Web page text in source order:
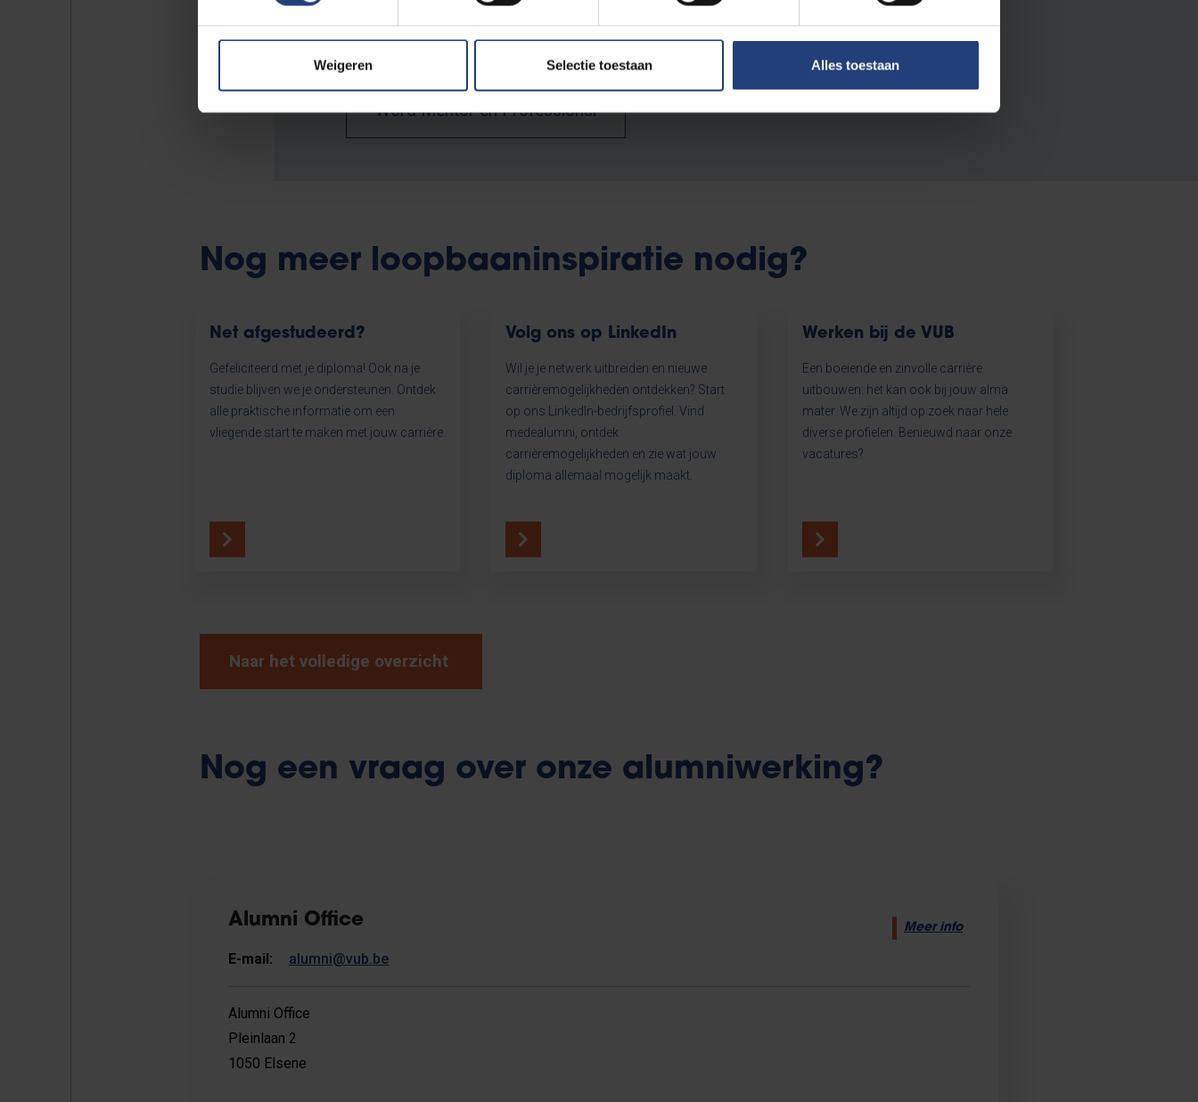
Weigeren Selectie toestaan Alles toestaan
VUB'ers bij het vinden van een zinvolle job en het opbouwen van een betekenisvolle carrière.
Word Mentor en Professional
Nog meer loopbaaninspiratie nodig?
Net afgestudeerd?
Gefeliciteerd met je diploma! Ook na je
studie blijven we je ondersteunen. Ontdek
alle praktische informatie om een
vliegende start te maken met jouw carrière.
Volg ons op LinkedIn
Wil je je netwerk uitbreiden en nieuwe
carrièremogelijkheden ontdekken? Start
op ons LinkedIn-bedrijfsprofiel. Vind
medealumni, ontdek
carrièremogelijkheden en zie wat jouw
diploma allemaal mogelijk maakt.
Werken bij de VUB
Een boeiende en zinvolle carrière
uitbouwen: het kan ook bij jouw alma
mater. We zijn altijd op zoek naar hele
diverse profielen. Benieuwd naar onze
vacatures?
Naar het volledige overzicht
Nog een vraag over onze alumniwerking?
Alumni Office Meer info
E-mail: alumni@vub.be
Alumni Office
Pleinlaan 2
1050 Elsene